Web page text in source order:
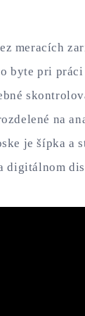
meracích
byte pri
na
je šípka a
digitálnom